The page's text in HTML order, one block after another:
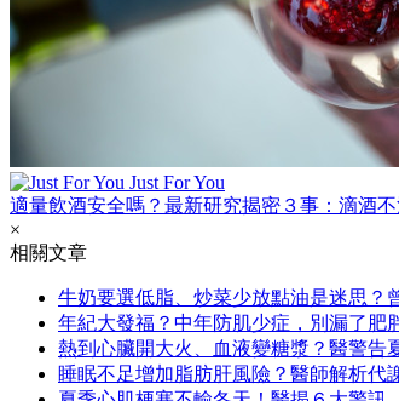
Just For You
適量飲酒安全嗎？最新研究揭密３事：滴酒
×
相關文章
牛奶要選低脂、炒菜少放點油是迷思？
年紀大發福？中年防肌少症，別漏了肥
熱到心臟開大火、血液變糖漿？醫警告
睡眠不足增加脂肪肝風險？醫師解析代